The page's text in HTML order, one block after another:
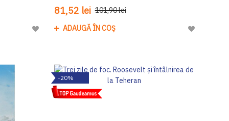
Adaugă
Dorinte
81,52 lei 101,90 lei
ADAUGĂ ÎN COȘ
Adaugă
de
-20%